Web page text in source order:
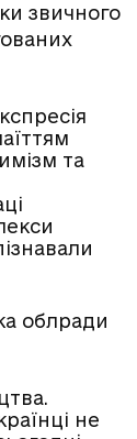
звичного
та
облради
не